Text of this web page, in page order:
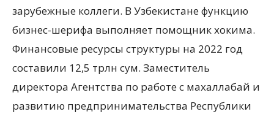
зарубежные коллеги. В Узбекистане функцию
бизнес-шерифа выполняет помощник хокима.
Финансовые ресурсы структуры на 2022 год
составили 12,5 трлн сум. Заместитель
директора Агентства по работе с махаллабай и
развитию предпринимательства Республики